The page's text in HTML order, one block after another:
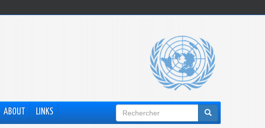
ABOUT LINKS
Formulaire